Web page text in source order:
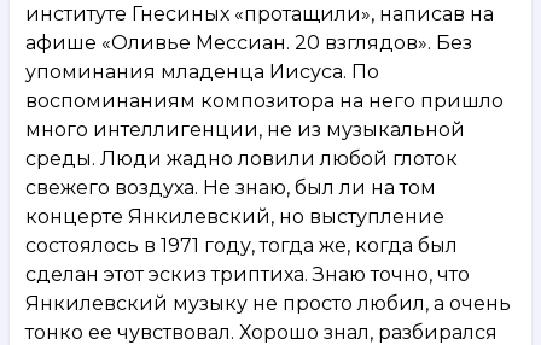
институте Гнесиных «протащили», написав на
афише «Оливье Мессиан. 20 взглядов». Без
упоминания младенца Иисуса. По
воспоминаниям композитора на него пришло
много интеллигенции, не из музыкальной
среды. Люди жадно ловили любой глоток
свежего воздуха. Не знаю, был ли на том
концерте Янкилевский, но выступление
состоялось в 1971 году, тогда же, когда был
сделан этот эскиз триптиха. Знаю точно, что
Янкилевский музыку не просто любил, а очень
тонко ее чувствовал. Хорошо знал, разбирался